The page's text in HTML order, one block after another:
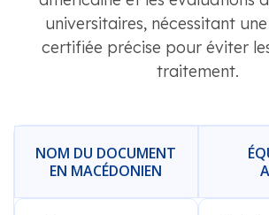
universitaires, nécessitant
certifiée précise pour éviter
traitement.
NOM DU DOCUMENT
EN MACÉDONIEN